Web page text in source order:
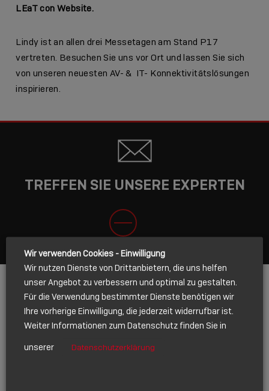
LEaT con Website.
Lindy ist an allen drei Messetagen am Stand P17
vertreten. Besuchen Sie uns vor Ort und lassen Sie sich
von unseren neuesten AV- & IT- Konnektivitätslösungen
inspirieren.
TREFFEN SIE UNSERE EXPERTEN
Name*
Wir verwenden Cookies - Einwilligung
Wir nutzen Dienste von Drittanbietern, die uns helfen
unser Angebot zu verbessern und optimal zu gestalten.
Für die Verwendung bestimmter Dienste benötigen wir
Ihre vorherige Einwilligung, die jederzeit widerrufbar ist.
Weiter Informationen zum Datenschutz finden Sie in
unserer
Datenschutzerklärung